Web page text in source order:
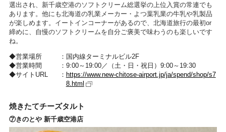
選出され、新千歳空港のソフトクリーム総選挙の上位入賞の常連でも
あります。他にも北海道の乳業メーカー・よつ葉乳業の牛乳や乳製品
が楽しめます。イートインコーナーがあるので、北海道旅行の最初or
締めに、自慢のソフトクリームを自分ご褒美で味わうのも楽しいです
ね。
営業場所
国内線ターミナルビル2F
営業時間
9:00～19:00／（土・日・祝日）9:00～19:30
サイトURL
https://www.new-chitose-airport.jp/ja/spend/shop/s7
8.html
焼きたてチーズタルト
⑦きのとや 新千歳空港店